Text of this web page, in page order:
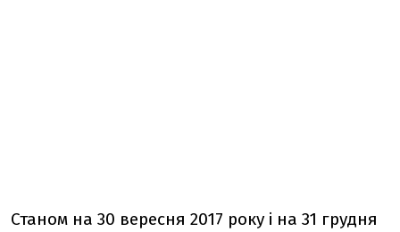
Станом на 30 вересня 2017 року і на 31 грудня